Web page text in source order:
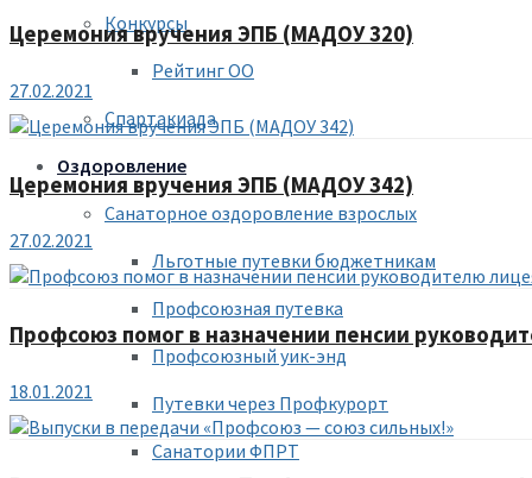
Конкурсы
Рейтинг ОО
Спартакиада
Оздоровление
Санаторное оздоровление взрослых
Льготные путевки бюджетникам
Профсоюзная путевка
Профсоюзный уик-энд
Путевки через Профкурорт
Санатории ФПРТ
Церемония вручения ЭПБ (МАДОУ 320)
27.02.2021
Церемония вручения ЭПБ (МАДОУ 342)
27.02.2021
Профсоюз помог в назначении пенсии
18.01.2021